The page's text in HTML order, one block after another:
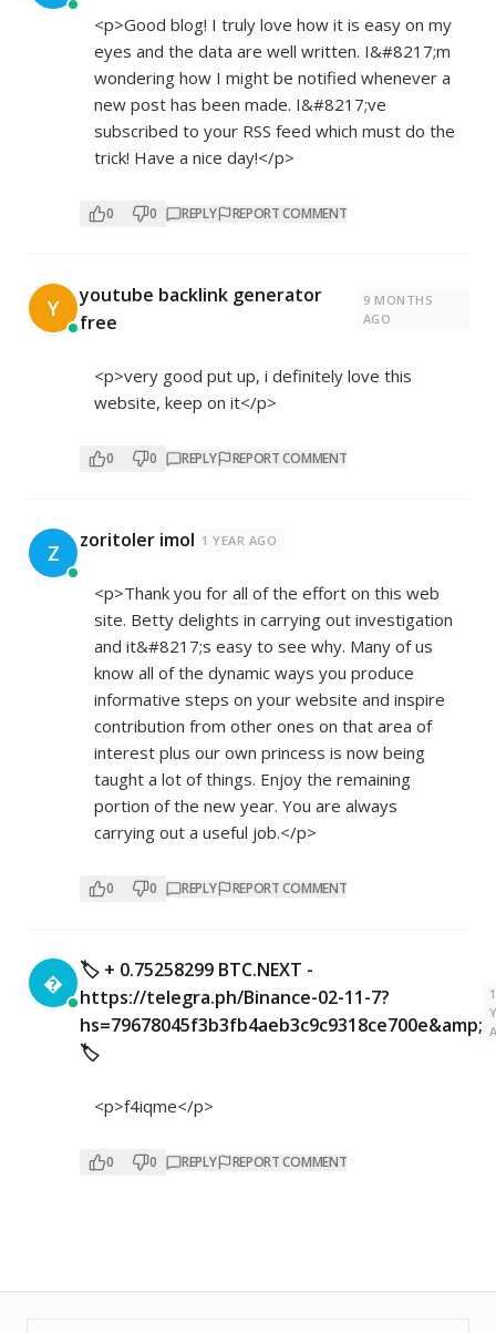
<p>Good blog! I truly love how it is easy on my
eyes and the data are well written. I&#8217;m
wondering how I might be notified whenever a
new post has been made. I&#8217;ve
subscribed to your RSS feed which must do the
trick! Have a nice day!</p>
0 0 REPLY REPORT COMMENT
Y
youtube backlink generator
free
9 MONTHS
AGO
<p>very good put up, i definitely love this
website, keep on it</p>
0 0 REPLY REPORT COMMENT
Z zoritoler imol 1 YEAR AGO
<p>Thank you for all of the effort on this web
site. Betty delights in carrying out investigation
and it&#8217;s easy to see why. Many of us
know all of the dynamic ways you produce
informative steps on your website and inspire
contribution from other ones on that area of
interest plus our own princess is now being
taught a lot of things. Enjoy the remaining
portion of the new year. You are always
carrying out a useful job.</p>
0 0 REPLY REPORT COMMENT

🏷 + 0.75258299 BTC.NEXT -
https://telegra.ph/Binance-02-11-7?
hs=79678045f3b3fb4aeb3c9c9318ce700e&amp;
🏷
1
<p>f4iqme</p>
0 0 REPLY REPORT COMMENT